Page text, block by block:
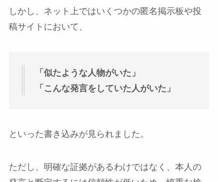
しかし、ネット上ではいくつかの匿名掲示板や投
稿サイトにおいて、
「似たような人物がいた」
「こんな発言をしていた人がいた」
といった書き込みが見られました。
ただし、明確な証拠があるわけではなく、本人の